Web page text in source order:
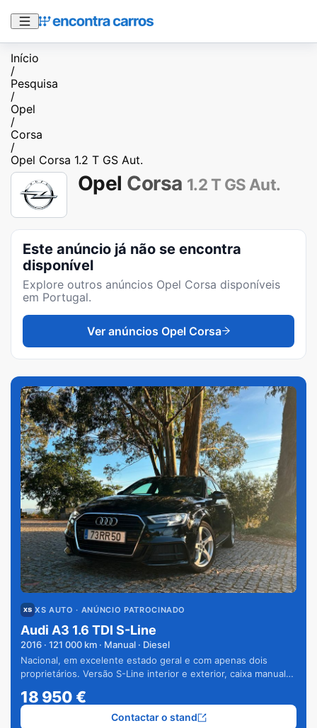
Início
/
Pesquisa
/
Opel
/
Corsa
/
Opel Corsa 1.2 T GS Aut.
Opel Corsa 1.2 T GS Aut.
Este anúncio já não se encontra
disponível
Explore outros anúncios Opel Corsa disponíveis
em Portugal.
Ver anúncios Opel Corsa
XS AUTO · ANÚNCIO PATROCINADO
Audi A3 1.6 TDI S-Line
2016 · 121 000 km · Manual · Diesel
Nacional, em excelente estado geral e com apenas dois
proprietários. Versão S-Line interior e exterior, caixa manual
18 950€
Contactar o stand